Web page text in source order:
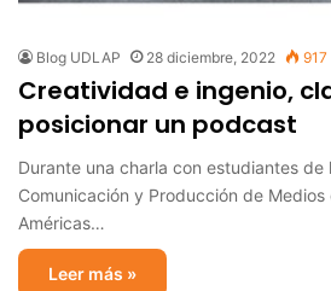
Blog UDLAP 28 diciembre, 2022 917
Creatividad e ingenio,
posicionar un podcast
Durante una charla con estudiantes de
Comunicación y Producción de
Américas…
Leer más »